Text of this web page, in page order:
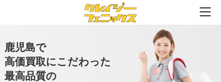
鹿児島で
高価買取にこだわった
最高品質の